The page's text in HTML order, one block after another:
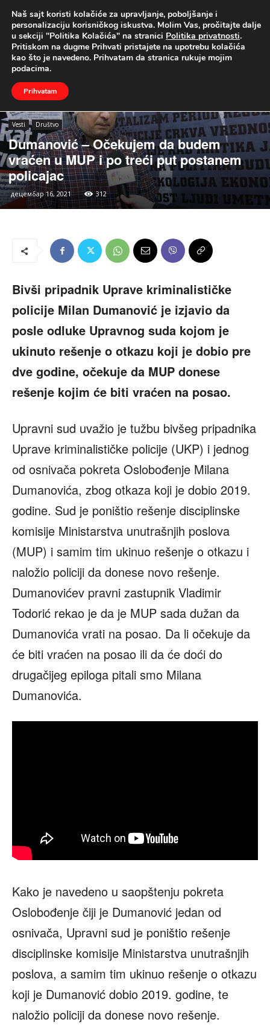
UŽIVO
Naslovna Vesti Društvo
Vesti Društvo
Dumanović – Očekujem da budem
vraćen u MUP i po treći put postanem
policajac
децембар 16, 2021 312
Bivši pripadnik Uprave kriminalističke
policije Milan Dumanović je izjavio da
posle odluke Upravnog suda kojom je
ukinuto rešenje o otkazu koji je dobio pre
dve godine, očekuje da MUP donese
rešenje kojim će biti vraćen na posao.
Upravni sud uvažio je tužbu bivšeg pripadnika
Uprave kriminalističke policije (UKP) i jednog
od osnivača pokreta Oslobođenje Milana
Dumanovića, zbog otkaza koji je dobio 2019.
godine. Sud je poništio rešenje disciplinske
komisije Ministarstva unutrašnjih poslova
(MUP) i samim tim ukinuo rešenje o otkazu i
naložio policiji da donese novo rešenje.
Dumanovićev pravni zastupnik Vladimir
Todorić rekao je da je MUP sada dužan da
Dumanovića vrati na posao. Da li očekuje da
će biti vraćen na posao ili da će doći do
drugačijeg epiloga pitali smo Milana
Dumanovića.
Kako je navedeno u saopštenju pokreta
Oslobođenje čiji je Dumanović jedan od
osnivača, Upravni sud je poništio rešenje
disciplinske komisije Ministarstva unutrašnjih
poslova, a samim tim ukinuo rešenje o otkazu
koji je Dumanović dobio 2019. godine, te
naložio policiji da donese novo rešenje.
Naš sajt koristi kolačiće za upravljanje, poboljšanje i
personalizaciju korisničkog iskustva. Molim Vas, pročitajte dalje
u sekciji "Politika Kolačića" na stranici Politika privatnosti.
Pritiskom na dugme Prihvati pristajete na upotrebu kolačića
kao što je navedeno. Prihvatam da stranica rukuje mojim
podacima.
Prihvatam